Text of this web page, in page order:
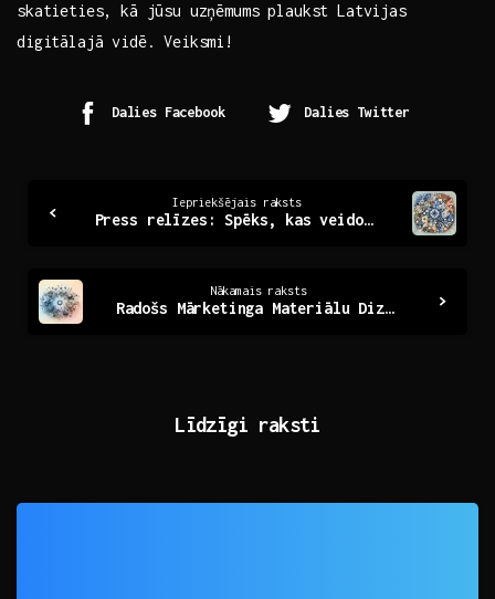
skatieties, kā jūsu uzņēmums plaukst Latvijas
digitālajā vidē. Veiksmi!
Dalies Facebook Dalies Twitter
Reading
Iepriekšējais raksts
Press relīzes: Spēks, kas veido sabiedrības viedokli
Nākamais raksts
Radošs Mārketinga Materiālu Dizains: Ieguvumi un Stratēģijas
Līdzīgi raksti